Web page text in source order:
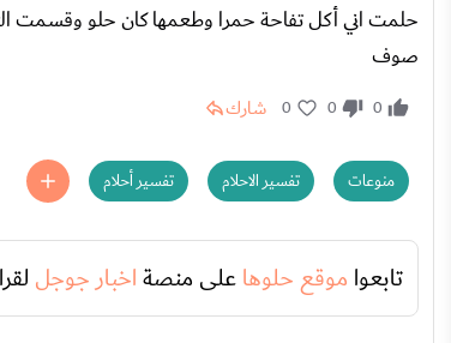
حلمت اني أكل تفاحة حمرا وطعمها كان حلو
صوف
0
0
0 شارك
منوعات تفسير الاحلام تفسير أحلام
تابعوا موقع حلوهاعلى منصةاخبار جوجل